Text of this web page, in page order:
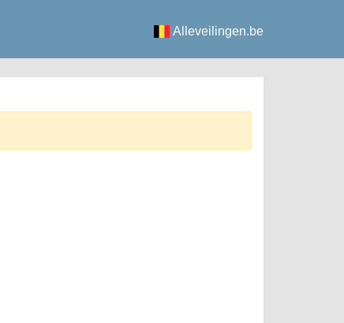
Alleveilingen.be